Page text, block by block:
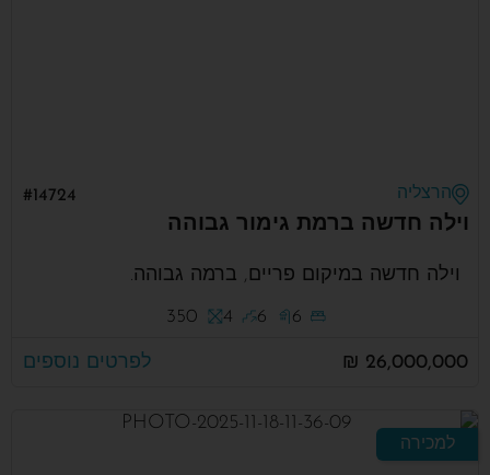
הרצליה
וילה חדשה ברמת גימור גבוהה
#14724
וילה חדשה במיקום פריים, ברמה גבוהה.
6
6
4
350
26,000,000 ₪ לפרטים נוספים
למכירה